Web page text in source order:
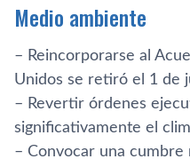
Medio ambiente
– Reincorporarse al
Unidos se retiró el 1 de
– Revertir órdenes
significativamente el
– Convocar una cumbre